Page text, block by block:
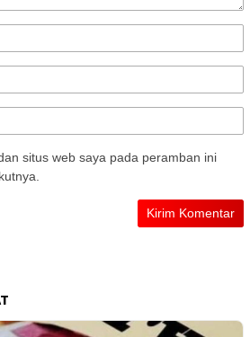
situs web saya pada peramban ini